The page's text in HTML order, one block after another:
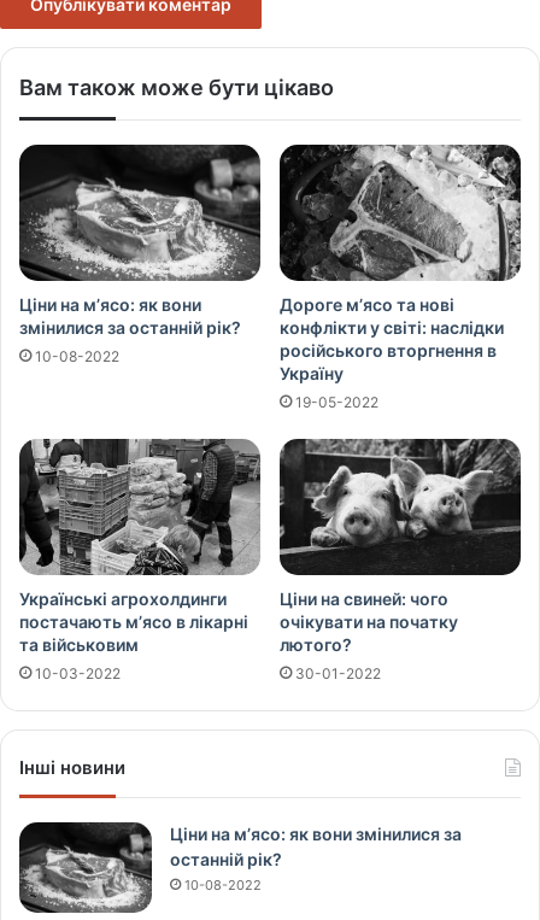
Вам також може бути цікаво
Ціни на м’ясо: як вони
змінилися за останній рік?
10-08-2022
Дороге м’ясо та нові
конфлікти у світі: наслідки
російського вторгнення в
Україну
19-05-2022
Українські агрохолдинги
постачають м’ясо в лікарні
та військовим
10-03-2022
Ціни на свиней: чого
очікувати на початку
лютого?
30-01-2022
Інші новини
Ціни на м’ясо: як вони змінилися за
останній рік?
10-08-2022